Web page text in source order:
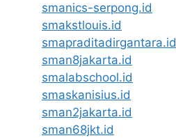
smanics-serpong.id
smakstlouis.id
smapraditadirgantara.id
sman8jakarta.id
smalabschool.id
smaskanisius.id
sman2jakarta.id
sman68jkt.id